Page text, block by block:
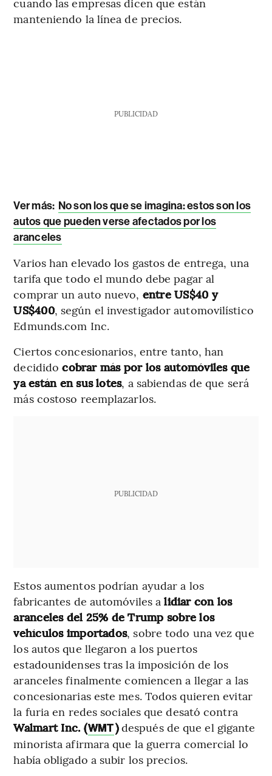
manteniendo la línea de precios.
PUBLICIDAD
Ver más: No son los que se imagina: estos son los
autos que pueden verse afectados por los
aranceles
Varios han elevado los gastos de entrega, una
tarifa que todo el mundo debe pagar al
comprar un auto nuevo, entre US$40 y
US$400, según el investigador automovilístico
Edmunds.com Inc.
Ciertos concesionarios, entre tanto, han
decididocobrar más por los automóviles que
ya están en sus lotes, a sabiendas de que será
más costoso reemplazarlos.
PUBLICIDAD
Estos aumentos podrían ayudar a los
fabricantes de automóviles alidiar con los
aranceles del 25% de Trump sobre los
vehículos importados, sobre todo una vez que
los autos que llegaron a los puertos
estadounidenses tras la imposición de los
aranceles finalmente comiencen a llegar a las
concesionarias este mes. Todos quieren evitar
la furia en redes sociales que desató contra
Walmart Inc. (WMT)después de que el gigante
minorista afirmara que la guerra comercial lo
había obligado a subir los precios.